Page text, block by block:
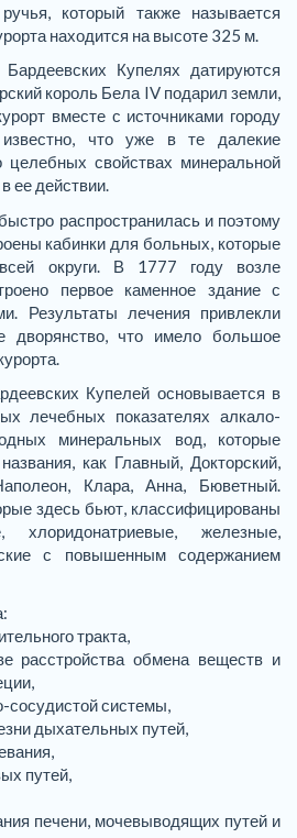
который также называется
находится на высоте 325 м.
Купелях датируются
король Бела IV подарил земли,
вместе с источниками городу
известно, что уже в те далекие
свойствах минеральной
ее действии.
распространилась и поэтому
кабинки для больных, которые
округи. В 1777 году возле
первое каменное здание с
Результаты лечения привлекли
дворянство, что имело большое
Купелей основывается в
лечебных показателях алкало-
минеральных вод, которые
как Главный, Докторский,
Клара, Анна, Бюветный.
здесь бьют, классифицированы
хлоридонатриевые, железные,
с повышенным содержанием
тракта,
расстройства обмена веществ и
сосудистой системы,
дыхательных путей,
путей,
печени, мочевыводящих путей и